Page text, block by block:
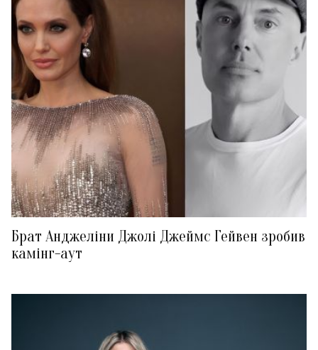
Брат Анджеліни Джолі Джеймс Гейвен зробив
камінг-аут